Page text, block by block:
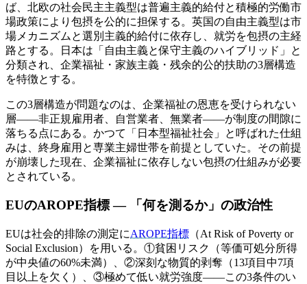
ば、北欧の社会民主主義型は普遍主義的給付と積極的労働市
場政策により包摂を公的に担保する。英国の自由主義型は市
場メカニズムと選別主義的給付に依存し、就労を包摂の主経
路とする。日本は「自由主義と保守主義のハイブリッド」と
分類され、企業福祉・家族主義・残余的公的扶助の3層構造
を特徴とする。
この3層構造が問題なのは、企業福祉の恩恵を受けられない
層——非正規雇用者、自営業者、無業者——が制度の間隙に
落ちる点にある。かつて「日本型福祉社会」と呼ばれた仕組
みは、終身雇用と専業主婦世帯を前提としていた。その前提
が崩壊した現在、企業福祉に依存しない包摂の仕組みが必要
とされている。
EUのAROPE指標 — 「何を測るか」の政治性
EUは社会的排除の測定にAROPE指標 （At Risk of Poverty or
Social Exclusion）を用いる。①貧困リスク（等価可処分所得
が中央値の60%未満）、②深刻な物質的剥奪（13項目中7項
目以上を欠く）、③極めて低い就労強度——この3条件のい